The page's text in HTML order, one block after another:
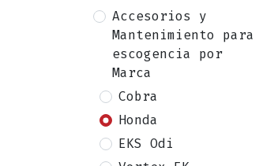
Accesorios y
Mantenimiento para
escogencia por
Marca
Cobra
Honda
EKS Odi